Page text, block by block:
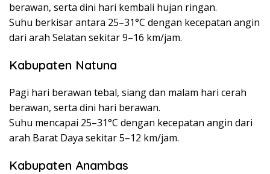
berawan, serta dini hari kembali hujan ringan.
Suhu berkisar antara 25–31°C dengan kecepatan angin
dari arah Selatan sekitar 9–16 km/jam.
Kabupaten Natuna
Pagi hari berawan tebal, siang dan malam hari cerah
berawan, serta dini hari berawan.
Suhu mencapai 25–31°C dengan kecepatan angin dari
arah Barat Daya sekitar 5–12 km/jam.
Kabupaten Anambas